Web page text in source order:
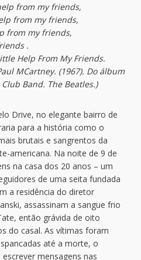
from my friends,
from my friends,
from my friends,
.
Help From My Friends.
MCartney. (1967). Do álbum
Band. The Beatles.)
Drive, no elegante bairro de
para a história como o
brutais e sangrentos da
americana. Na noite de 9 de
na casa dos 20 anos – um
de uma seita fundada
a residência do diretor
assassinam a sangue frio
então grávida de oito
do casal. As vítimas foram
até a morte, o
mensagens nas